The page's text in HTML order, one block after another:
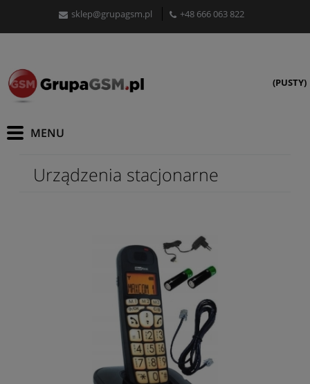
sklep@grupagsm.pl +48 666 063 822
(PUSTY)
Urządzenia stacjonarne